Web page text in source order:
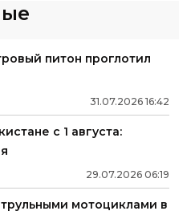
питон проглотил
31.07.2026 16:42
с 1 августа:
29.07.2026 06:19
мотоциклами в